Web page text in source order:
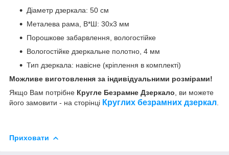
Діаметр дзеркала: 50 см
Металева рама, В*Ш: 30x3 мм
Порошкове забарвлення, вологостійке
Вологостійке дзеркальне полотно, 4 мм
Тип дзеркала: навісне (кріплення в комплекті)
Можливе виготовлення за індивідуальними розмірами!
Якщо Вам потрібне Кругле Безрамне Дзеркало , ви можете
його замовити - на сторінці Круглих безрамних дзеркал
Приховати